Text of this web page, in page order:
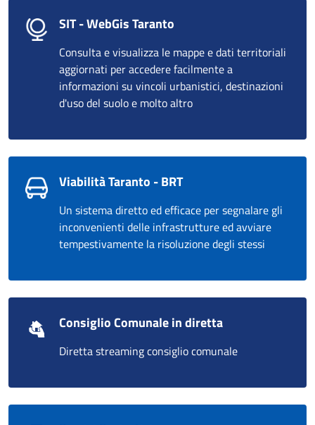
SIT - WebGis Taranto
Consulta e visualizza le mappe e dati territoriali
aggiornati per accedere facilmente a
informazioni su vincoli urbanistici, destinazioni
d'uso del suolo e molto altro
Viabilità Taranto - BRT
Un sistema diretto ed efficace per segnalare gli
inconvenienti delle infrastrutture ed avviare
tempestivamente la risoluzione degli stessi
Consiglio Comunale in diretta
Diretta streaming consiglio comunale